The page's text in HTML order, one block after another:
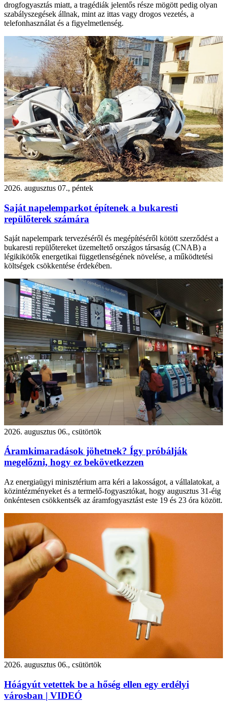
drogfogyasztás miatt, a tragédiák jelentős része mögött pedig olyan
szabályszegések állnak, mint az ittas vagy drogos vezetés, a
telefonhasználat és a figyelmetlenség.
2026. augusztus 07., péntek
Saját napelemparkot építenek a bukaresti
repülőterek számára
Saját napelempark tervezéséről és megépítéséről kötött szerződést a
bukaresti repülőtereket üzemeltető országos társaság (CNAB) a
légikikötők energetikai függetlenségének növelése, a működtetési
költségek csökkentése érdekében.
2026. augusztus 06., csütörtök
Áramkimaradások jöhetnek? Így próbálják
megelőzni, hogy ez bekövetkezzen
Az energiaügyi minisztérium arra kéri a lakosságot, a vállalatokat, a
közintézményeket és a termelő-fogyasztókat, hogy augusztus 31-éig
önkéntesen csökkentsék az áramfogyasztást este 19 és 23 óra között.
2026. augusztus 06., csütörtök
Hóágyút vetettek be a hőség ellen egy erdélyi
városban | VIDEÓ